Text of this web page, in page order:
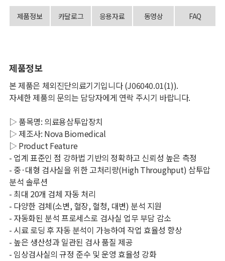
제품정보 카달로그 응용자료 동영상 FAQ
제품정보
본 제품은 체외진단의료기기입니다 (J06040.01(1)).
자세한 제품의 문의는 담당자에게 연락 주시기 바랍니다.
▷ 품목명: 의료용삼투압장치
▷ 제조사: Nova Biomedical
▷ Product Feature
- 업계 표준인 점 강하법 기반의 정확하고 신뢰성 높은 측정
- 중·대형 검사실을 위한 고처리량(High Throughput) 삼투압
분석 솔루션
- 최대 20개 검체 자동 처리
- 다양한 검체(소변, 혈장, 혈청, 대변) 분석 지원
- 자동화된 분석 프로세스로 검사실 업무 부담 감소
- 시료 로딩 후 자동 분석이 가능하여 작업 효율성 향상
- 높은 생산성과 일관된 검사 품질 제공
- 임상검사실의 규정 준수 및 운영 효율성 강화